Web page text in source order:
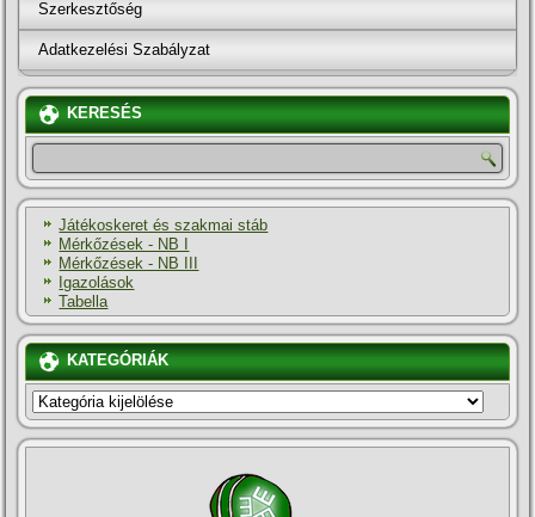
Szerkesztőség
Adatkezelési Szabályzat
KERESÉS
Játékoskeret és szakmai stáb
Mérkőzések - NB I
Mérkőzések - NB III
Igazolások
Tabella
KATEGÓRIÁK
KATEGÓRIÁK